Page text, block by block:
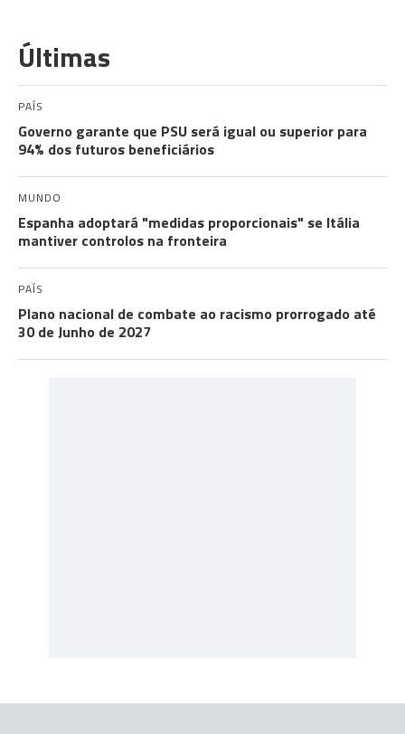
Últimas
PAÍS
Governo garante que PSU será igual ou superior para
94% dos futuros beneficiários
MUNDO
Espanha adoptará "medidas proporcionais" se Itália
mantiver controlos na fronteira
PAÍS
Plano nacional de combate ao racismo prorrogado até
30 de Junho de 2027